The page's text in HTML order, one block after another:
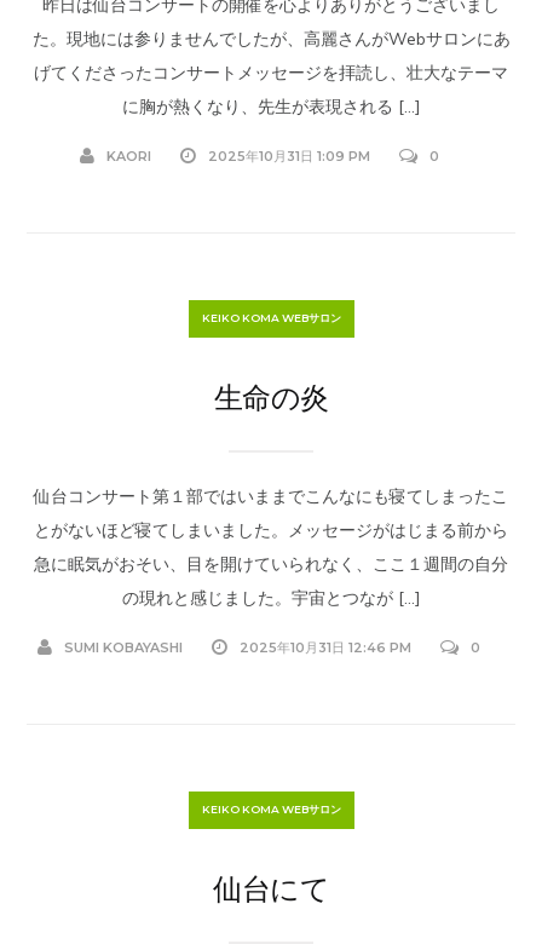
昨日は仙台コンサートの開催を心よりありがとうございまし
た。現地には参りませんでしたが、高麗さんがWebサロンにあ
げてくださったコンサートメッセージを拝読し、壮大なテーマ
に胸が熱くなり、先生が表現される […]
KAORI 2025年10月31日 1:09 PM 0
KEIKO KOMA WEBサロン
生命の炎
仙台コンサート第１部ではいままでこんなにも寝てしまったこ
とがないほど寝てしまいました。メッセージがはじまる前から
急に眠気がおそい、目を開けていられなく、ここ１週間の自分
の現れと感じました。宇宙とつなが […]
SUMI KOBAYASHI 2025年10月31日 12:46 PM 0
KEIKO KOMA WEBサロン
仙台にて